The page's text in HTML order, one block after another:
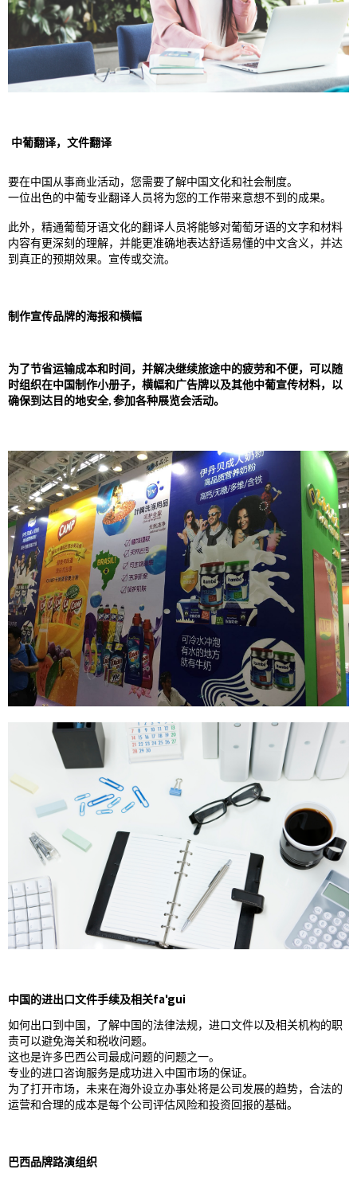
中葡翻译，文件翻译
要在中国从事商业活动，您需要了解中国文化和社会制度。
一位出色的中葡专业翻译人员将为您的工作带来意想不到的成果。
此外，精通葡萄牙语文化的翻译人员将能够对葡萄牙语的文字和材料
内容有更深刻的理解，并能更准确地表达舒适易懂的中文含义，并达
到真正的预期效果。宣传或交流。
制作宣传品牌的海报和横幅
为了节省运输成本和时间，并解决继续旅途中的疲劳和不便，可以随
时组织在中国制作小册子，横幅和广告牌以及其他中葡宣传材料，以
确保到达目的地安全, 参加各种展览会活动。
中国的进出口文件手续及相关fa'gui
如何出口到中国，了解中国的法律法规，进口文件以及相关机构的职
责可以避免海关和税收问题。
这也是许多巴西公司最成问题的问题之一。
专业的进口咨询服务是成功进入中国市场的保证。
为了打开市场，未来在海外设立办事处将是公司发展的趋势，合法的
运营和合理的成本是每个公司评估风险和投资回报的基础。
巴西品牌路演组织